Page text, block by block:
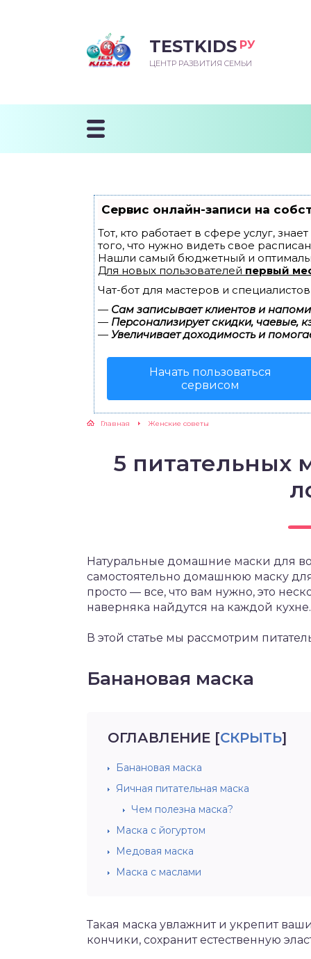
TESTKIDS РУ
ЦЕНТР РАЗВИТИЯ СЕМЬИ
Сервис онлайн-записи на
Тот, кто работает в сфере услуг,
того, что нужно видеть свое
Нашли самый бюджетный и
Для новых пользователей первый
Чат-бот для мастеров и
— Сам записывает клиентов и
— Персонализирует скидки, чаевые,
— Увеличивает доходимость и
Начать пользоваться
сервисом
Главная Женские советы
5 питательных
Натуральные домашние маски для
самостоятельно домашнюю маску
просто — все, что вам нужно, это
наверняка найдутся на каждой кухне.
В этой статье мы рассмотрим
Банановая маска
ОГЛАВЛЕНИЕ [СКРЫТЬ]
Банановая маска
Яичная питательная маска
Чем полезна маска?
Маска с йогуртом
Медовая маска
Маска с маслами
Такая маска увлажнит и укрепит
кончики, сохранит естественную
МЕСЯЦ
ПЕРВОГО
УЧИТСЯ
ПОСЛЕ ГОДА
К ШКОЛЕ
ДОШКОЛЬНИКА
ШКОЛА
ШКОЛЬНИКА
ШКОЛЬНИКА